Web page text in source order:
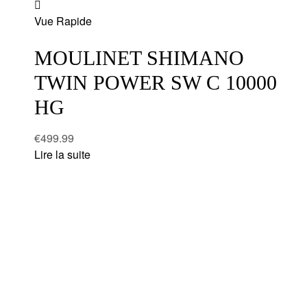
to
Vue Rapide
MOULINET SHIMANO
TWIN POWER SW C 10000
HG
€499.99
Lire la suite